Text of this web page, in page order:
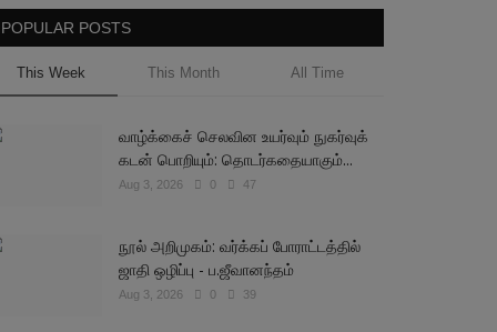
POPULAR POSTS
This Week This Month All Time
வாழ்க்கைச் செலவின உயர்வும் நுகர்வுக்
கடன் பொறியும்: தொடர்கதையாகும்...
Aug 3, 2026 0 47
நூல் அறிமுகம்: வர்க்கப் போராட்டத்தில்
ஜாதி ஒழிப்பு - ப.ஜீவானந்தம்
Aug 3, 2026 0 39